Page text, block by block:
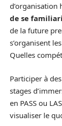
d’organisation
de se
de la future
s’organisent
Quelles
Participer à
stages
en PASS ou
visualiser le